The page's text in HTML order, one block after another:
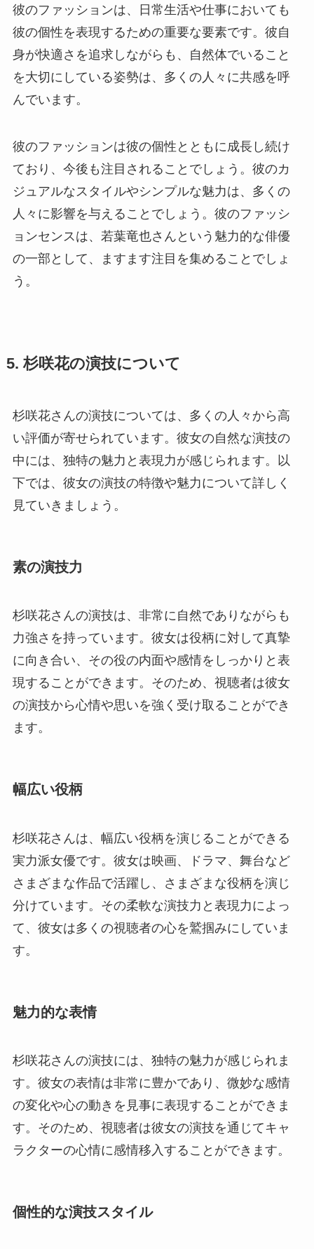
彼のファッションは、日常生活や仕事においても
彼の個性を表現するための重要な要素です。彼自
身が快適さを追求しながらも、自然体でいること
を大切にしている姿勢は、多くの人々に共感を呼
んでいます。
彼のファッションは彼の個性とともに成長し続け
ており、今後も注目されることでしょう。彼のカ
ジュアルなスタイルやシンプルな魅力は、多くの
人々に影響を与えることでしょう。彼のファッシ
ョンセンスは、若葉竜也さんという魅力的な俳優
の一部として、ますます注目を集めることでしょ
う。
5. 杉咲花の演技について
杉咲花さんの演技については、多くの人々から高
い評価が寄せられています。彼女の自然な演技の
中には、独特の魅力と表現力が感じられます。以
下では、彼女の演技の特徴や魅力について詳しく
見ていきましょう。
素の演技力
杉咲花さんの演技は、非常に自然でありながらも
力強さを持っています。彼女は役柄に対して真摯
に向き合い、その役の内面や感情をしっかりと表
現することができます。そのため、視聴者は彼女
の演技から心情や思いを強く受け取ることができ
ます。
幅広い役柄
杉咲花さんは、幅広い役柄を演じることができる
実力派女優です。彼女は映画、ドラマ、舞台など
さまざまな作品で活躍し、さまざまな役柄を演じ
分けています。その柔軟な演技力と表現力によっ
て、彼女は多くの視聴者の心を鷲掴みにしていま
す。
魅力的な表情
杉咲花さんの演技には、独特の魅力が感じられま
す。彼女の表情は非常に豊かであり、微妙な感情
の変化や心の動きを見事に表現することができま
す。そのため、視聴者は彼女の演技を通じてキャ
ラクターの心情に感情移入することができます。
個性的な演技スタイル